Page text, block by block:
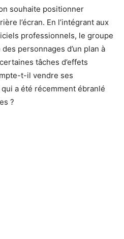
souhaite positionner
l’écran. En l’intégrant aux
professionnels, le groupe
personnages d’un plan à
tâches d’effets
t-il vendre ses
a été récemment ébranlé
?